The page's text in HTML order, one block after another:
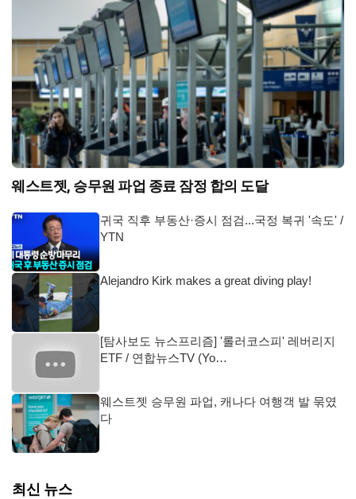
웨스트젯, 승무원 파업 종료 잠정 합의 도달
귀국 직후 부동산·증시 점검...국정 복귀 '속도' /
YTN
Alejandro Kirk makes a great diving play!
[탐사보도 뉴스프리즘] '롤러코스피' 레버리지
ETF / 연합뉴스TV (Yo…
웨스트젯 승무원 파업, 캐나다 여행객 발 묶였
다
최신 뉴스